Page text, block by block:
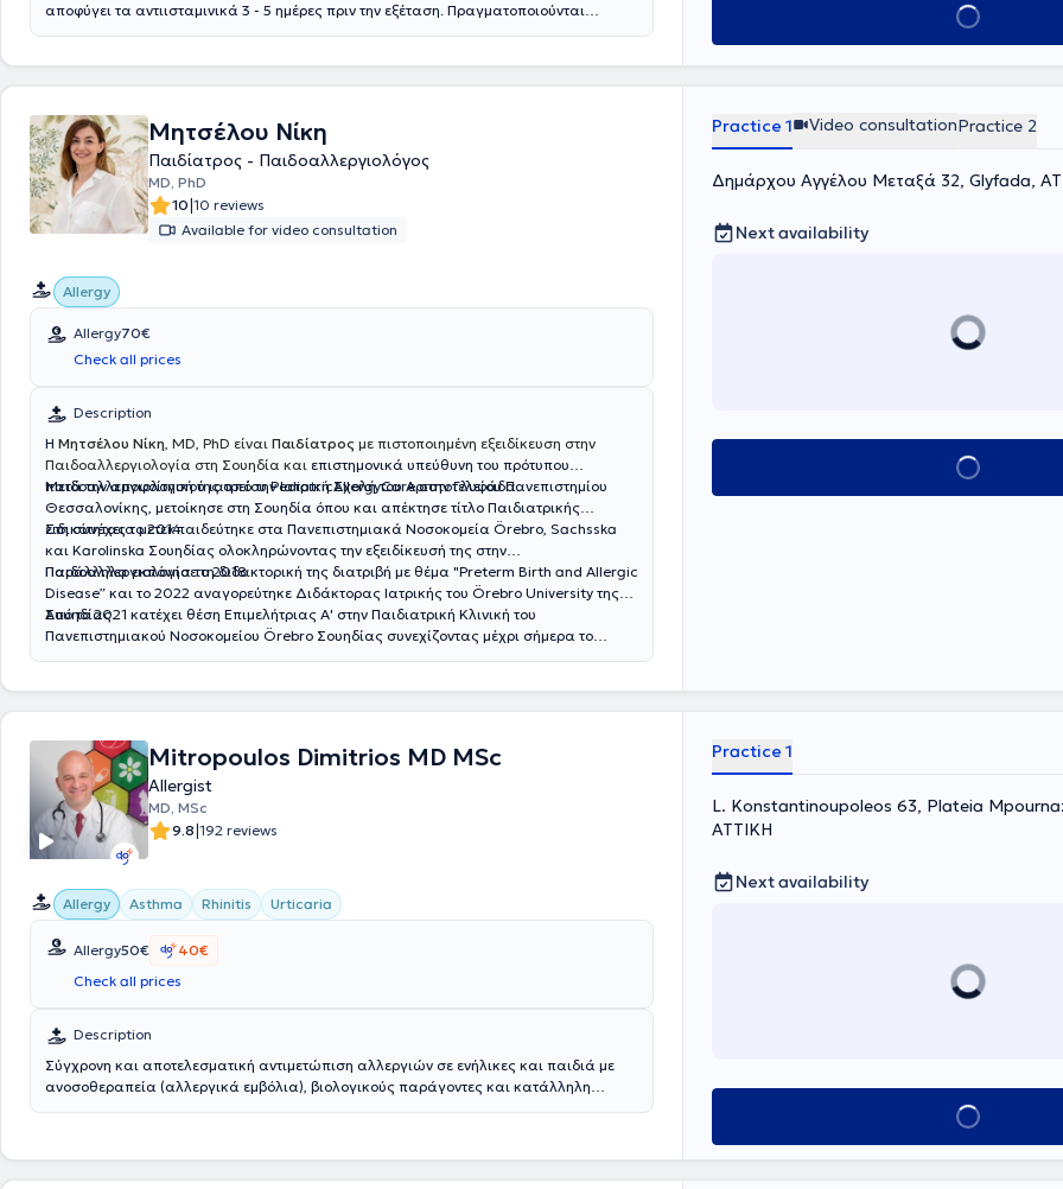
αποφύγει τα αντιισταμινικά 3 - 5 ημέρες πριν την εξέταση. Πραγματοποιούνται
όπως η αλλεργική ρινίτιδα, το άσθμα, η τροφική αλλεργία, η ατοπική δερματίτιδα, η
δερματίτιδα εξ επαφής, η φαρμακευτική αλλεργία, η αλλεργία σε υμενόπτερα, η
κνίδωση - αγγειοοίδημα και οι ηωσινοφιλίες.
Book appointment
Μητσέλου Νίκη
Παιδίατρος - Παιδοαλλεργιολόγος
MD, PhD
10|10 reviews
Available for video consultation
Allergy
Allergy70€
Check all prices
Description
Η Μητσέλου Νίκη, MD, PhD είναι Παιδίατρος με πιστοποιημένη εξειδίκευση στην
Παιδοαλλεργιολογία στη Σουηδία και επιστημονικά υπεύθυνη του πρότυπου
παιδοαλλεργιολογικού ιατρείου PediatricAllergyCare στην Γλυφάδα.
Μετά την αποφοίτησή της από την Ιατρική Σχολή του Αριστοτελείου Πανεπιστημίου
Θεσσαλονίκης, μετοίκησε στη Σουηδία όπου και απέκτησε τίτλο Παιδιατρικής
ειδικότητας το 2014.
Στη συνέχεια μετεκπαιδεύτηκε στα Πανεπιστημιακά Νοσοκομεία Örebro, Sachsska
και Karolinska Σουηδίας ολοκληρώνοντας την εξειδίκευσή της στην
Παιδοαλλεργιολογία το 2018.
Παράλληλα εκπόνησε τη διδακτορική της διατριβή με θέμα "Preterm Birth and Allergic
Disease” και το 2022 αναγορεύτηκε Διδάκτορας Ιατρικής του Örebro University της
Σουηδίας.
Από το 2021 κατέχει θέση Επιμελήτριας Α' στην Παιδιατρική Κλινική του
Πανεπιστημιακού Νοσοκομείου Örebro Σουηδίας συνεχίζοντας μέχρι σήμερα το
Practice 1 Video consultationPractice 2
Δημάρχου Αγγέλου Μεταξά 32, Glyfada,
Next availability
Book appointment
Mitropoulos Dimitrios MD MSc
Allergist
MD, MSc
9.8|192 reviews
Allergy Asthma Rhinitis Urticaria
Allergy50€
40€
Check all prices
Description
Σύγχρονη και αποτελεσματική αντιμετώπιση αλλεργιών σε ενήλικες και παιδιά με
ανοσοθεραπεία (αλλεργικά εμβόλια), βιολογικούς παράγοντες και κατάλληλη
Practice 1
L. Konstantinoupoleos 63, Plateia
ΑΤΤΙΚΗ
Next availability
Book appointment